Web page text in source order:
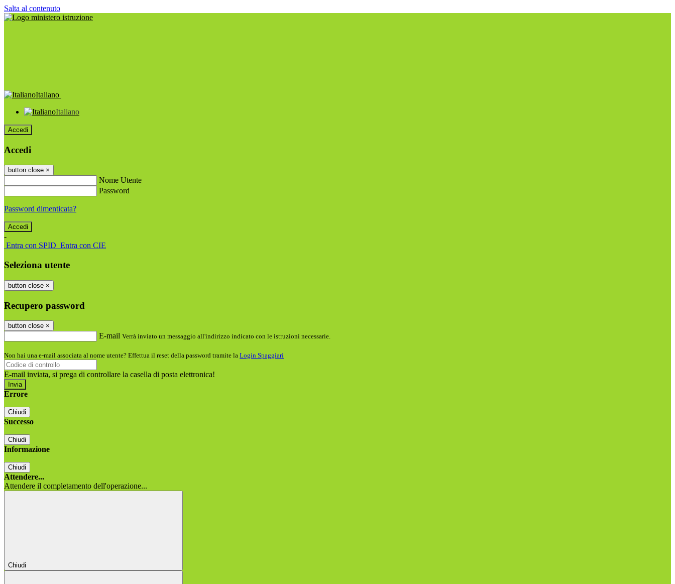
Salta al contenuto
Italiano
Italiano
Accedi
Accedi
button close ×
Nome Utente
Password
Password dimenticata?
-
Entra con SPID Entra con CIE
Seleziona utente
button close ×
Recupero password
button close ×
E-mail Verrà inviato un messaggio all'indirizzo indicato con le istruzioni necessarie.
Non hai una e-mail associata al nome utente? Effettua il reset della password tramite la Login Spaggiari
E-mail inviata, si prega di controllare la casella di posta elettronica!
Errore
Chiudi
Successo
Chiudi
Informazione
Chiudi
Attendere...
Attendere il completamento dell'operazione...
Chiudi